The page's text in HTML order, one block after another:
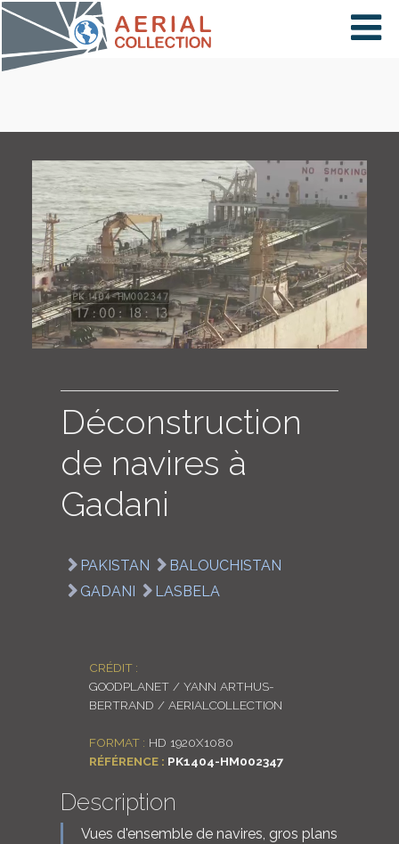
×
PAYS
CARTE
COLLECTIONS
LOGIN
Déconstruction
de navires à
Gadani
PAKISTAN
BALOUCHISTAN
GADANI
LASBELA
CRÉDIT :
GOODPLANET / YANN ARTHUS-
BERTRAND / AERIALCOLLECTION
FORMAT : HD 1920X1080
RÉFÉRENCE : PK1404-HM002347
Description
Vues d'ensemble de navires, gros plans